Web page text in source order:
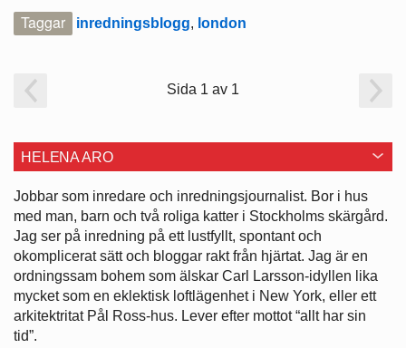
Taggar inredningsblogg, london
Sida 1 av 1
HELENA ARO
Jobbar som inredare och ­inredningsjournalist. Bor i hus
med man, barn och två roliga katter i ­Stockholms skärgård.
Jag ser på ­inredning på ett lustfyllt, spontant och
okomplicerat sätt och bloggar rakt från hjärtat. Jag är en
ordningssam bohem som älskar Carl Larsson-idyllen lika
mycket som en eklektisk loftlägenhet i New York, eller ett
arkitektritat Pål Ross-hus. Lever efter mottot “allt har sin
tid”.